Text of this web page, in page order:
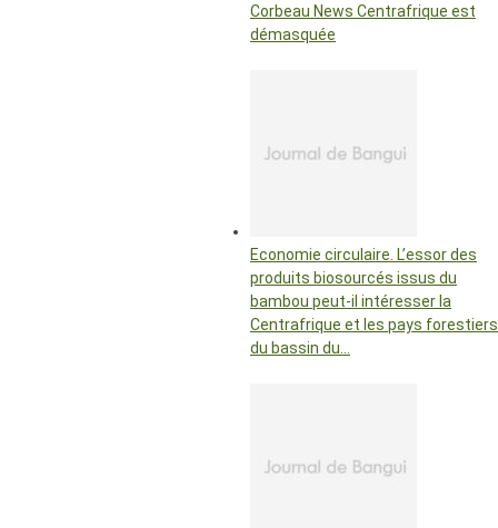
Corbeau News Centrafrique est
démasquée
Economie circulaire. L’essor des
produits biosourcés issus du
bambou peut-il intéresser la
Centrafrique et les pays forestiers
du bassin du…